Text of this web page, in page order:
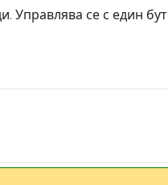
Управлява се с един